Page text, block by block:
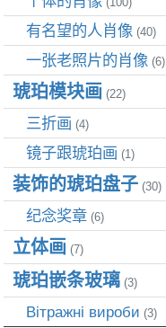
有名望的人肖像 (40)
一张老照片的肖像 (6)
琥珀模块画 (22)
三折画 (4)
镜子跟琥珀画 (1)
装饰的琥珀盘子 (30)
纪念奖章 (6)
立体画 (7)
琥珀嵌条玻璃 (3)
Вітражні вироби (3)